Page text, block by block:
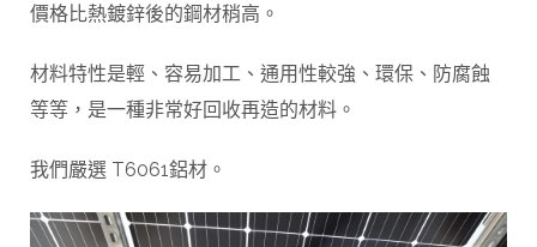
價格比熱鍍鋅後的鋼材稍高。
材料特性是輕、容易加工、通用性較強、環保、防腐蝕
等等，是一種非常好回收再造的材料。
我們嚴選 T6061鋁材。